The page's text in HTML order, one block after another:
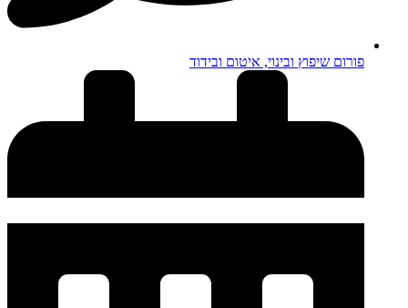
פורום שיפוץ ובינוי, איטום ובידוד